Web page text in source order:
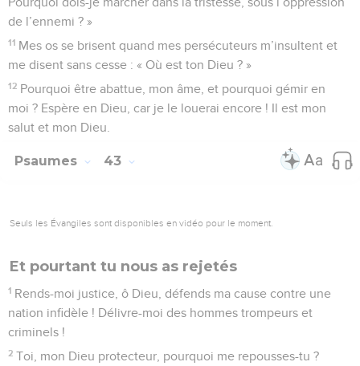
de l’ennemi ? »
11 Mes os se brisent quand mes persécuteurs m’insultent et
me disent sans cesse : « Où est ton Dieu ? »
12 Pourquoi être abattue, mon âme, et pourquoi gémir en
moi ? Espère en Dieu, car je le louerai encore ! Il est mon
salut et mon Dieu.
Psaumes 43
Seuls les Évangiles sont disponibles en vidéo pour le moment.
Et pourtant tu nous as rejetés
1 Rends-moi justice, ô Dieu, défends ma cause contre une
nation infidèle ! Délivre-moi des hommes trompeurs et
criminels !
2 Toi, mon Dieu protecteur, pourquoi me repousses-tu ?